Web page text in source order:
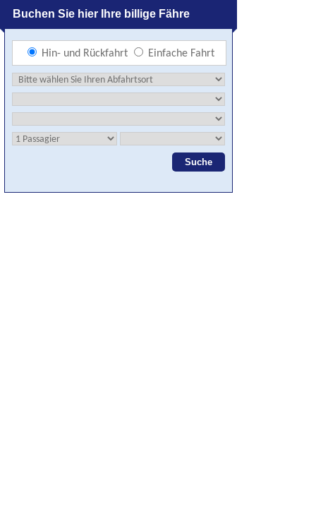
Buchen Sie hier Ihre billige Fähre
Hin- und Rückfahrt Einfache Fahrt